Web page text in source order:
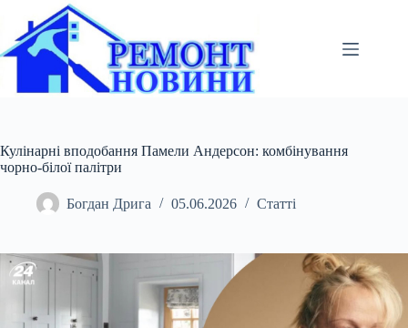
вмісту
Кулінарні вподобання Памели Андерсон: комбінування
чорно-білої палітри
Богдан Дрига 05.06.2026 Статті